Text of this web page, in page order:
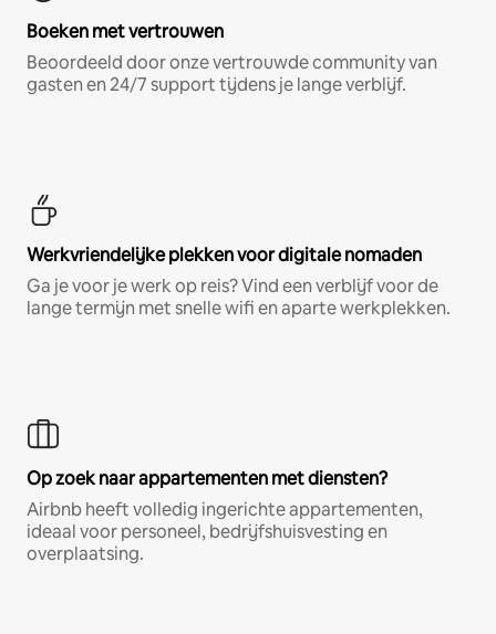
Boeken met vertrouwen
Beoordeeld door onze vertrouwde community van
gasten en 24/7 support tijdens je lange verblijf.
Werkvriendelijke plekken voor digitale nomaden
Ga je voor je werk op reis? Vind een verblijf voor de
lange termijn met snelle wifi en aparte werkplekken.
Op zoek naar appartementen met diensten?
Airbnb heeft volledig ingerichte appartementen,
ideaal voor personeel, bedrijfshuisvesting en
overplaatsing.